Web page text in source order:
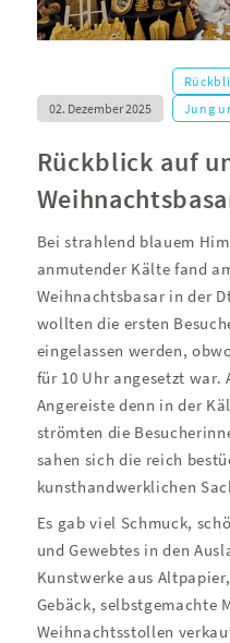
02. Dezember 2025
Jung
Rückblick auf
Bei strahlend blauem
anmutender Kälte fand
Weihnachtsbasar in der
wollten die ersten
eingelassen werden,
für 10 Uhr angesetzt war.
Angereiste denn in der
strömten die
sahen sich die reich
kunsthandwerklichen
Es gab viel Schmuck,
und Gewebtes in den
Kunstwerke aus
Gebäck, selbstgemachte
Weihnachtsstollen